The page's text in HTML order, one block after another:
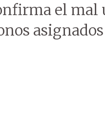
el mal
asignados